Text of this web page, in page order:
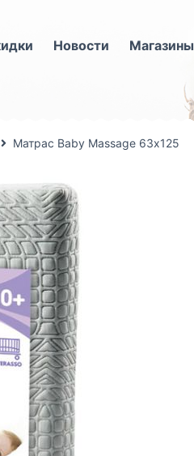
Новости Магазины
Матрас Baby Massage 63х125